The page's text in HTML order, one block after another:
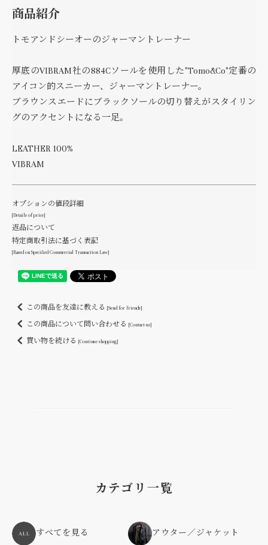
商品紹介
トモアンドシーオーのジャーマントレーナー
厚底のVIBRAM社の884Cソールを使用した"Tomo&Co"定番の
アイコン的スニーカー、ジャーマントレーナー。
ブラウンスエードにブラックソールの切り替えがスタイリン
グのアクセントになる一足。
LEATHER 100%
VIBRAM
オプションの値段詳細
[Details of price]
返品について
特定商取引法に基づく表記
[Based on Specified Commercial Transaction Law]
この商品を友達に教える [Send for friends]
この商品について問い合わせる [Contact us]
買い物を続ける [Continue shopping]
カテゴリ一覧
すべてを見る アウター／ジャケット